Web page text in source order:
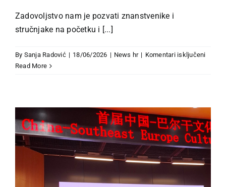
Zadovoljstvo nam je pozvati znanstvenike i
stručnjake na početku i [...]
By Sanja Radović | 18/06/2026 | News hr | Komentari isključeniza
JHP
Read More